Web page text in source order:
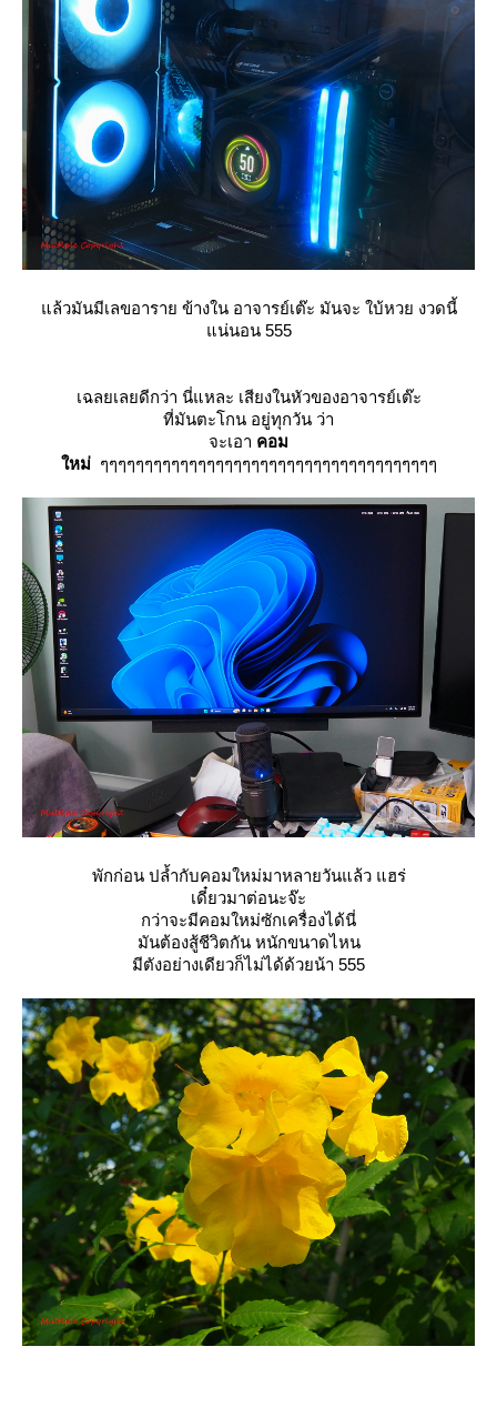
ล้วมันมีเลขอาราย ข้างใน อาจารย์เต๊ะ มันจะ ใบ้หวย งวดนี้
น่นอน 555
เฉลยเลยดีกว่า นี่แหละ เสียงในหัวของอาจารย์เต๊ะ
ที่มันตะโกน อยู่ทุกวัน ว่า
จะเอา คอม
หม่ ๆๆๆๆๆๆๆๆๆๆๆๆๆๆๆๆๆๆๆๆๆๆๆๆๆๆๆๆๆๆๆๆๆๆๆๆๆๆ
พักก่อน ปล้ำกับคอมใหม่มาหลายวันแล้ว แฮร่
เดี๋ยวมาต่อนะจ๊ะ
กว่าจะมีคอมใหม่ซักเครื่องได้นี่
มันต้องสู้ชีวิตกัน หนักขนาดไหน
มีตังอย่างเดียวก็ไม่ได้ด้วยน้า 555